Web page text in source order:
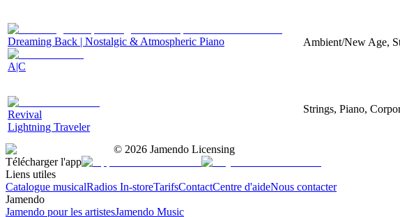
Dreaming Back | Nostalgic & Atmospheric Piano
A|C
Ambient/New Age,
Revival
Lightning Traveler
Strings, Piano,
© 2026 Jamendo Licensing
Télécharger l'app
Liens utiles
Catalogue musicalRadios In-storeTarifsContactCentre d'aideNous contacter
Jamendo
Jamendo pour les artistesJamendo Music